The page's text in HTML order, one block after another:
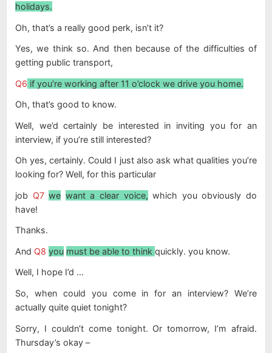
holidays.
Oh, that’s a really good perk, isn’t it?
Yes, we think so. And then because of the difficulties of
getting public transport,
Q6 if you’re working after 11 o’clock we drive you home.
Oh, that’s good to know.
Well, we’d certainly be interested in inviting you for an
interview, if you’re still interested?
Oh yes, certainly. Could I just also ask what qualities you’re
looking for? Well, for this particular
job Q7 we want a clear voice, which you obviously do
have!
Thanks.
And Q8 you must be able to think quickly. you know.
Well, I hope I’d …
So, when could you come in for an interview? We’re
actually quite quiet tonight?
Sorry, I couldn’t come tonight. Or tomorrow, I’m afraid.
Thursday’s okay –